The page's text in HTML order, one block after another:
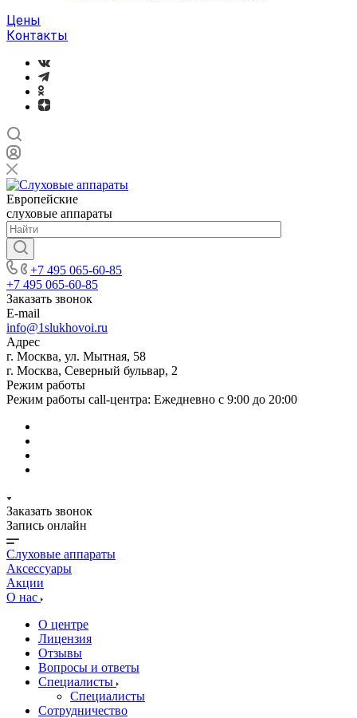
Цены
Контакты
Европейские
слуховые аппараты
+7 495 065-60-85
+7 495 065-60-85
Заказать звонок
E-mail
info@1slukhovoi.ru
Адрес
г. Москва, ул. Мытная, 58
г. Москва, Северный бульвар, 2
Режим работы
Режим работы call-центра: Ежедневно с 9:00 до 20:00
Заказать звонок
Запись онлайн
Слуховые аппараты
Аксессуары
Акции
О нас
О центре
Лицензия
Отзывы
Вопросы и ответы
Специалисты
Специалисты
Сотрудничество